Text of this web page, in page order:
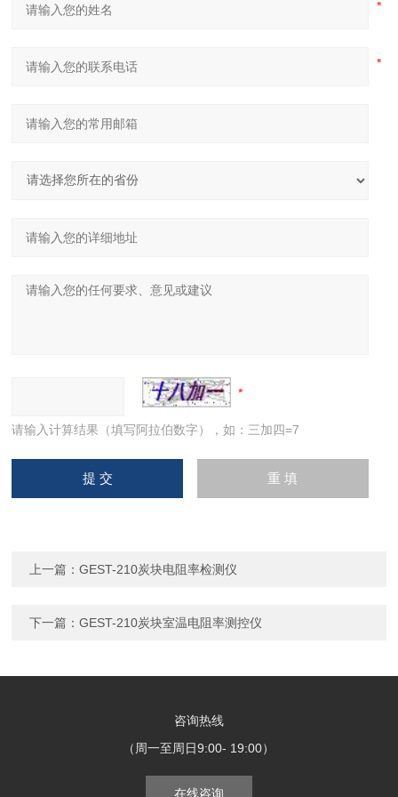
请输入计算结果（填写阿拉伯数字），如：三加四=7
上一篇：GEST-210炭块电阻率检测仪
下一篇：GEST-210炭块室温电阻率测控仪
咨询热线
（周一至周日9:00- 19:00）
在线咨询